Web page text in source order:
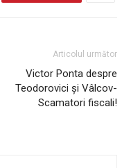
Articolul următor
Victor Ponta despre
Teodorovici și Vâlcov-
Scamatori fiscali!